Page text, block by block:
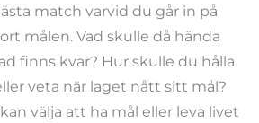
match varvid du går in på
målen. Vad skulle då hända
finns kvar? Hur skulle du hålla
veta när laget nått sitt mål?
välja att ha mål eller leva livet